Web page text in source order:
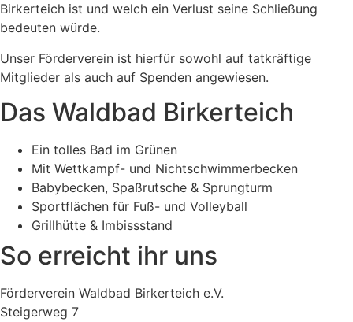
Birkerteich ist und welch ein Verlust seine Schließung
bedeuten würde.
Unser Förderverein ist hierfür sowohl auf tatkräftige
Mitglieder als auch auf Spenden angewiesen.
Das Waldbad Birkerteich
Ein tolles Bad im Grünen
Mit Wettkampf- und Nichtschwimmerbecken
Babybecken, Spaßrutsche & Sprungturm
Sportflächen für Fuß- und Volleyball
Grillhütte & Imbissstand
So erreicht ihr uns
Förderverein Waldbad Birkerteich e.V.
Steigerweg 7